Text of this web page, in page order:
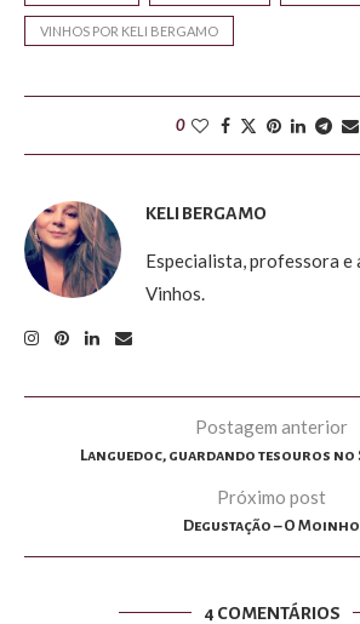
VINHOS POR KELI BERGAMO
0
KELI BERGAMO
Especialista, professora e
Vinhos.
Postagem anterior
Languedoc, guardando tesouros no
Próximo post
Degustação – O Moinho
4 COMENTÁRIOS